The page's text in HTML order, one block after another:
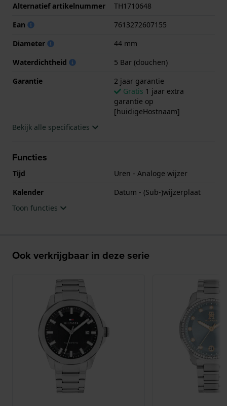
Alternatief artikelnummer
TH1710648
Ean
7613272607155
Diameter
44 mm
Waterdichtheid
5 Bar (douchen)
Garantie
2 jaar garantie
Gratis 1 jaar extra
garantie op
[huidigeHostnaam]
Bekijk alle specificaties
Functies
Tijd
Uren - Analoge wijzer
Kalender
Datum - (Sub-)wijzerplaat
Toon functies
Ook verkrijgbaar in deze serie